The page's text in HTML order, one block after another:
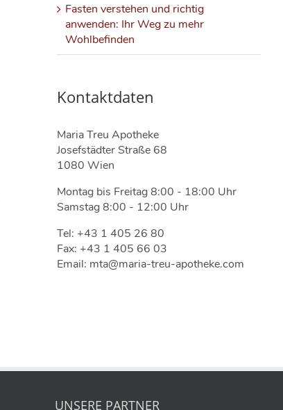
Fasten verstehen und richtig
anwenden: Ihr Weg zu mehr
Wohlbefinden
Kontaktdaten
Maria Treu Apotheke
Josefstädter Straße 68
1080 Wien
Montag bis Freitag 8:00 - 18:00 Uhr
Samstag 8:00 - 12:00 Uhr
Tel: +43 1 405 26 80
Fax: +43 1 405 66 03
Email: mta@maria-treu-apotheke.com
UNSERE PARTNER